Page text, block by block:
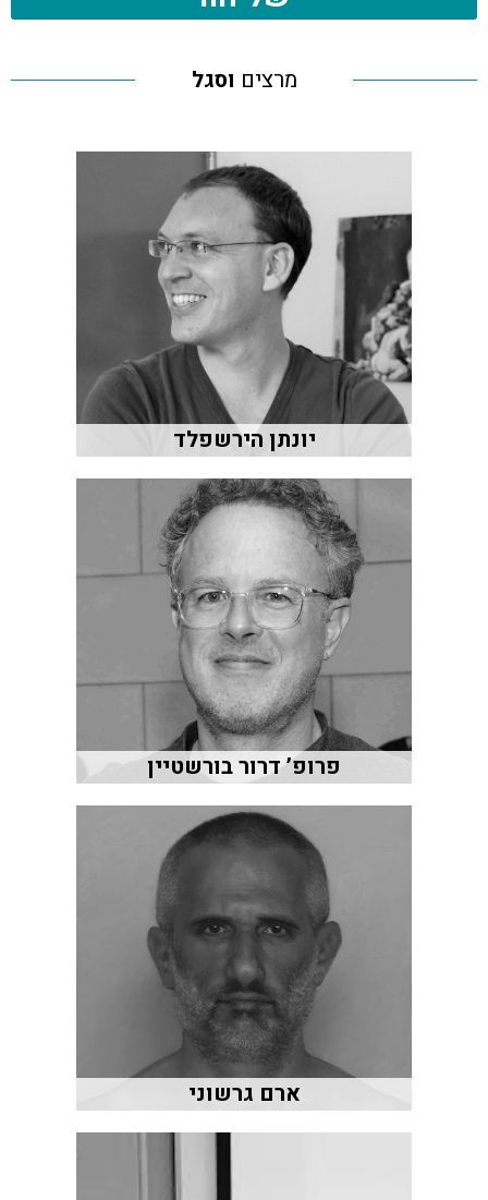
מרצים וסגל
יונתן הירשפלד
פרופ’ דרור בורשטיין
ארם גרשוני